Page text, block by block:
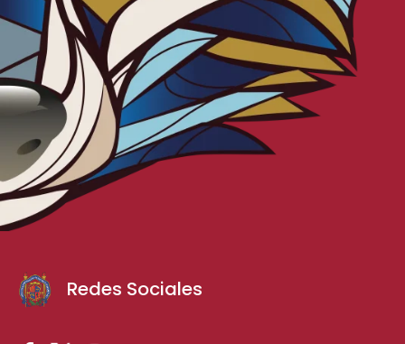
Redes Sociales